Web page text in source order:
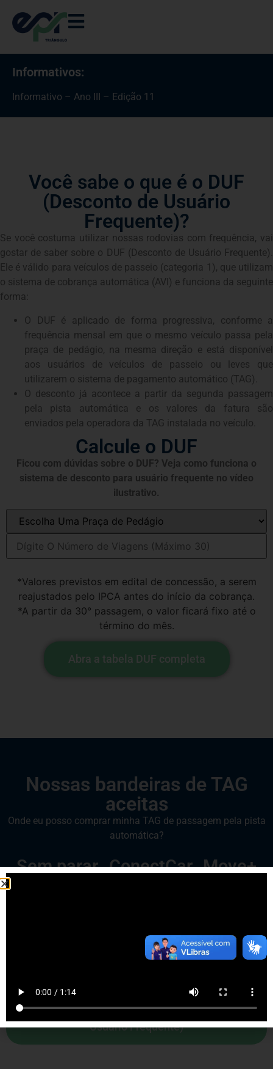
Informativos:
Informativo – Ano III – Edição 11
Você sabe o que é o DUF
(Desconto de Usuário
Frequente)?
Se você costuma utilizar nossas rodovias com frequência, vai
gostar de saber sobre o DUF (Desconto de Usuário Frequente).
Ele é válido para veículos de passeio (categoria 1), que utilizam
o sistema de cobrança automática (AVI) e funciona da seguinte
forma:
O DUF é aplicado de forma progressiva, conforme a
frequência mensal em que o mesmo veículo passa pela
praça de pedágio, na mesma direção e está disponível
aos usuários de veículos de passeio ou leves que
utilizarem o sistema de pagamento automático (TAG).
O desconto já acontece a partir da segunda passagem
pela pista automática e os valores da fatura são
enviados pela operadora da TAG instalada no veículo.
Calcule o DUF
Ficou com dúvidas sobre o DUF? Veja como funciona o
sistema de desconto para usuário frequente no vídeo
ilustrativo.
*Valores previstos em edital de concessão, a serem
reajustados pelo IPCA antes do início da cobrança.
*A partir da 30° passagem, o valor ficará fixo até o
término do mês.
Abra a tabela DUF completa
Nossas bandeiras de TAG
aceitas
Onde eu posso comprar minha TAG de passagem pela pista
automática?
Sem parar ConectCar Move+
Usuário Frequente)